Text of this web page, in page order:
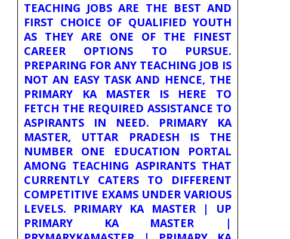
TEACHING JOBS ARE THE BEST AND
FIRST CHOICE OF QUALIFIED YOUTH
AS THEY ARE ONE OF THE FINEST
CAREER OPTIONS TO PURSUE.
PREPARING FOR ANY TEACHING JOB IS
NOT AN EASY TASK AND HENCE, THE
PRIMARY KA MASTER IS HERE TO
FETCH THE REQUIRED ASSISTANCE TO
ASPIRANTS IN NEED. PRIMARY KA
MASTER, UTTAR PRADESH IS THE
NUMBER ONE EDUCATION PORTAL
AMONG TEACHING ASPIRANTS THAT
CURRENTLY CATERS TO DIFFERENT
COMPETITIVE EXAMS UNDER VARIOUS
LEVELS. PRIMARY KA MASTER | UP
PRIMARY KA MASTER |